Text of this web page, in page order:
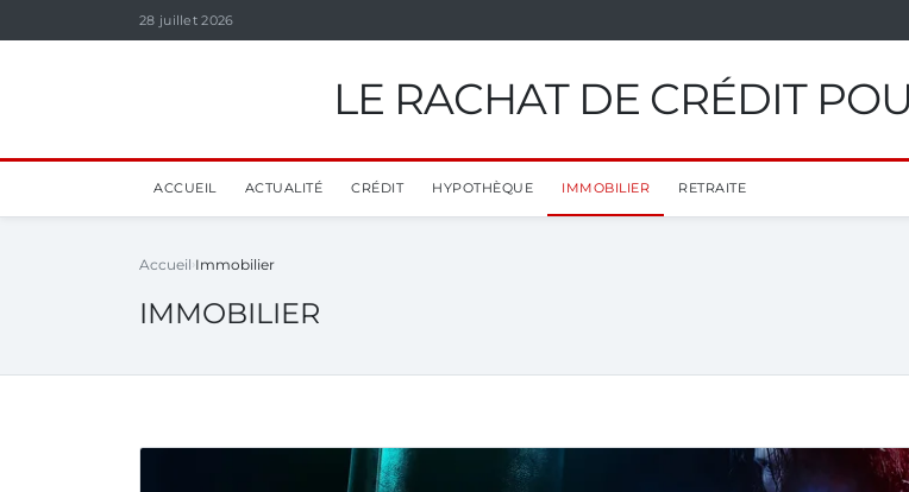
28 juillet 2026
LE RACHAT DE CRÉDIT
ACCUEIL ACTUALITÉ CRÉDIT HYPOTHÈQUE IMMOBILIER RETRAITE
Accueil Immobilier
IMMOBILIER